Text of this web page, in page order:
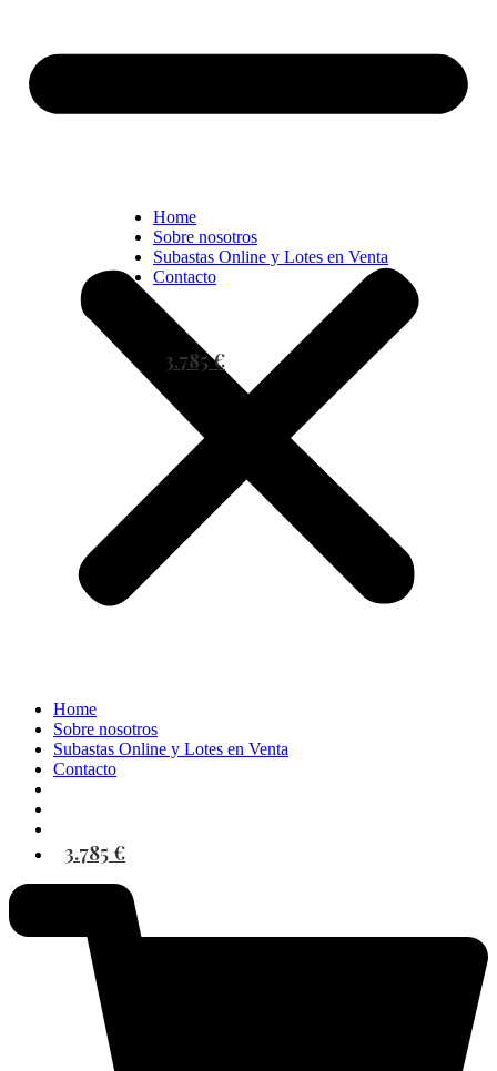
Home
Sobre nosotros
Subastas Online y Lotes en Venta
Contacto
3.785 €
Home
Sobre nosotros
Subastas Online y Lotes en Venta
Contacto
3.785 €